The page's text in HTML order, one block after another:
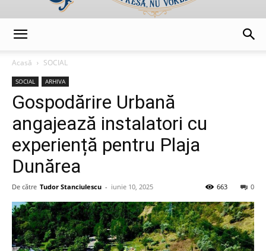
Acasă
SOCIAL
SOCIAL ARHIVA
Gospodărire Urbană
angajează instalatori cu
experiență pentru Plaja
Dunărea
De către Tudor Stanciulescu - iunie 10, 2025 0
663